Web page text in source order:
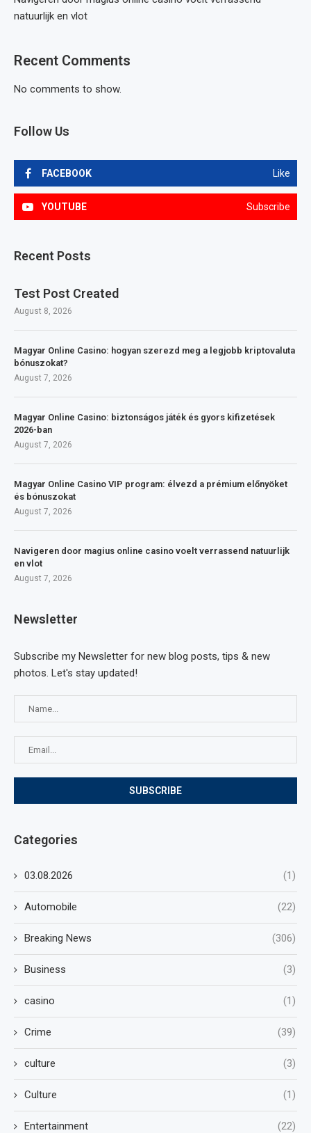
natuurlijk en vlot
Recent Comments
No comments to show.
Follow Us
FACEBOOK Like
YOUTUBE Subscribe
Recent Posts
Test Post Created
August 8, 2026
Magyar Online Casino: hogyan szerezd meg a legjobb kriptovaluta
bónuszokat?
August 7, 2026
Magyar Online Casino: biztonságos játék és gyors kifizetések
2026-ban
August 7, 2026
Magyar Online Casino VIP program: élvezd a prémium előnyöket
és bónuszokat
August 7, 2026
Navigeren door magius online casino voelt verrassend natuurlijk
en vlot
August 7, 2026
Newsletter
Subscribe my Newsletter for new blog posts, tips & new
photos. Let's stay updated!
Categories
03.08.2026 (1)
Automobile (22)
Breaking News (306)
Business (3)
casino (1)
Crime (39)
culture (3)
Culture (1)
Entertainment (22)